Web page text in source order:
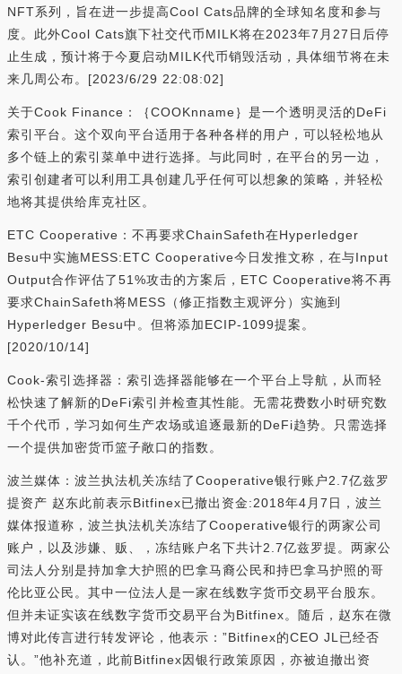
NFT系列，旨在进一步提高Cool Cats品牌的全球知名度和参与
度。此外Cool Cats旗下社交代币MILK将在2023年7月27日后停
止生成，预计将于今夏启动MILK代币销毁活动，具体细节将在未
来几周公布。[2023/6/29 22:08:02]
关于Cook Finance：｛COOKnname｝是一个透明灵活的DeFi
索引平台。这个双向平台适用于各种各样的用户，可以轻松地从
多个链上的索引菜单中进行选择。与此同时，在平台的另一边，
索引创建者可以利用工具创建几乎任何可以想象的策略，并轻松
地将其提供给库克社区。
ETC Cooperative：不再要求ChainSafeth在Hyperledger
Besu中实施MESS:ETC Cooperative今日发推文称，在与Input
Output合作评估了51%攻击的方案后，ETC Cooperative将不再
要求ChainSafeth将MESS（修正指数主观评分）实施到
Hyperledger Besu中。但将添加ECIP-1099提案。
[2020/10/14]
Cook-索引选择器：索引选择器能够在一个平台上导航，从而轻
松快速了解新的DeFi索引并检查其性能。无需花费数小时研究数
千个代币，学习如何生产农场或追逐最新的DeFi趋势。只需选择
一个提供加密货币篮子敞口的指数。
波兰媒体：波兰执法机关冻结了Cooperative银行账户2.7亿兹罗
提资产 赵东此前表示Bitfinex已撤出资金:2018年4月7日，波兰
媒体报道称，波兰执法机关冻结了Cooperative银行的两家公司
账户，以及涉嫌、贩、，冻结账户名下共计2.7亿兹罗提。两家公
司法人分别是持加拿大护照的巴拿马裔公民和持巴拿马护照的哥
伦比亚公民。其中一位法人是一家在线数字货币交易平台股东。
但并未证实该在线数字货币交易平台为Bitfinex。随后，赵东在微
博对此传言进行转发评论，他表示：”Bitfinex的CEO JL已经否
认。”他补充道，此前Bitfinex因银行政策原因，亦被迫撤出资